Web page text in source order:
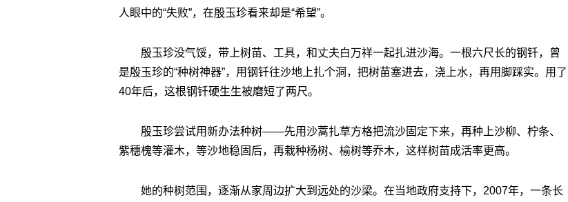
人眼中的“失败”，在殷玉珍看来却是“希望”。
殷玉珍没气馁，带上树苗、工具，和丈夫白万祥一起扎进沙海。一根六尺长的钢钎，曾
是殷玉珍的“种树神器”，用钢钎往沙地上扎个洞，把树苗塞进去，浇上水，再用脚踩实。用了
40年后，这根钢钎硬生生被磨短了两尺。
殷玉珍尝试用新办法种树——先用沙蒿扎草方格把流沙固定下来，再种上沙柳、柠条、
紫穗槐等灌木，等沙地稳固后，再栽种杨树、榆树等乔木，这样树苗成活率更高。
她的种树范围，逐渐从家周边扩大到远处的沙梁。在当地政府支持下，2007年，一条长